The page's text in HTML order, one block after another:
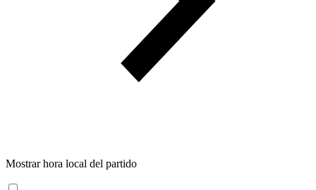
Mostrar hora local del partido